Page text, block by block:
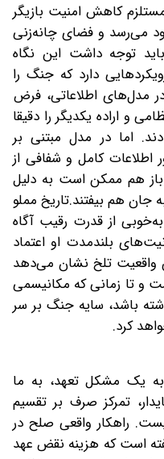
کاهش امنیت بازیگر
می‌رسد و فضای چانه‌زنی
توجه داشت این نگاه
دارد که جنگ را
مدل‌های اطلاعاتی، فرض
و اراده یکدیگر را دقیقا
اما در مدل مبتنی بر
کامل و شفافی از
باز هم ممکن است به دلیل
جان هم بیفتند.تاریخ مملو
از قدرت رقیب آگاه
بلندمدت او اعتماد
واقعیت تلخ نشان می‌دهد
و تا زمانی که مکانیسمی
باشد، سایه جنگ بر سر
کرد.
یک مشکل تعهد، به ما
تمرکز صرف بر تقسیم
راهکار واقعی صلح در
است که هزینه نقض عهد